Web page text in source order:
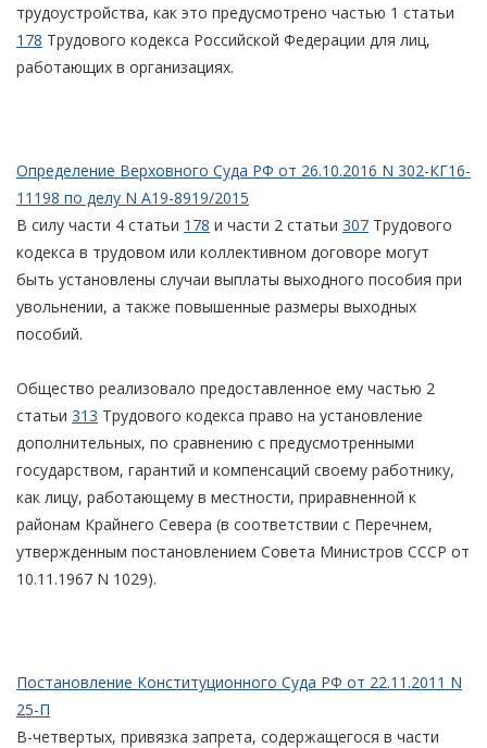
трудоустройства, как это предусмотрено частью 1 статьи
178 Трудового кодекса Российской Федерации для лиц,
работающих в организациях.
Определение Верховного Суда РФ от 26.10.2016 N 302-КГ16-
11198 по делу N А19-8919/2015
В силу части 4 статьи 178 и части 2 статьи 307 Трудового
кодекса в трудовом или коллективном договоре могут
быть установлены случаи выплаты выходного пособия при
увольнении, а также повышенные размеры выходных
пособий.
Общество реализовало предоставленное ему частью 2
статьи 313 Трудового кодекса право на установление
дополнительных, по сравнению с предусмотренными
государством, гарантий и компенсаций своему работнику,
как лицу, работающему в местности, приравненной к
районам Крайнего Севера (в соответствии с Перечнем,
утвержденным постановлением Совета Министров СССР от
10.11.1967 N 1029).
Постановление Конституционного Суда РФ от 22.11.2011 N
25-П
В-четвертых, привязка запрета, содержащегося в части